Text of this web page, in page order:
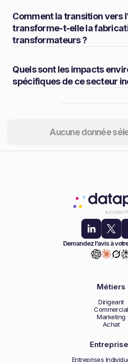
Aucune donnée
Comment la transition vers
transforme-t-elle la
transformateurs ?
Quels sont les impacts
spécifiques de ce secteur
Partager
Demandez l’avis à
Métiers
Dirigeant
Commercial
Marketing
Achat
Entreprises